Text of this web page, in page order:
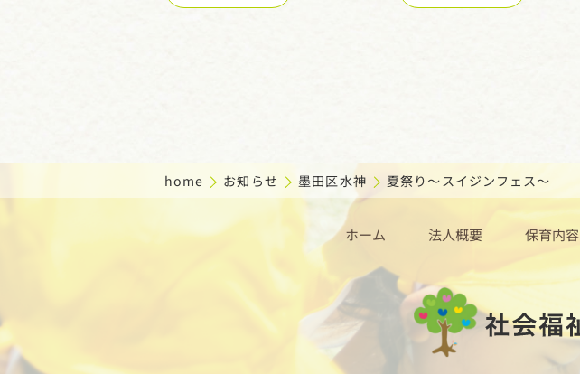
home お知らせ 墨田区水神 夏祭り～スイジンフェス～
ホーム 法人概要 保育内容